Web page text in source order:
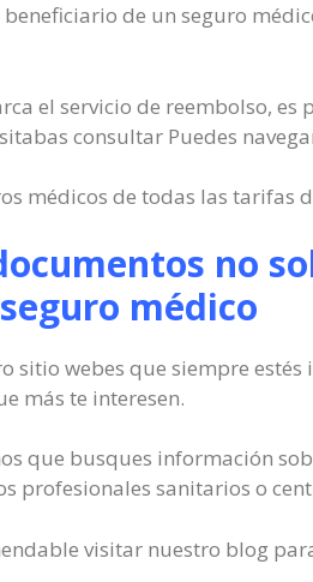
beneficiario de un seguro
el servicio de reembolso,
consultar Puedes
médicos de todas las tarifas
no
médico
sitio webes que siempre
más te interesen.
que busques información
profesionales sanitarios o
visitar nuestro blog